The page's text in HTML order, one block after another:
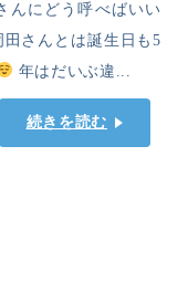
んにどう呼べばいい
田さんとは誕生日も5
年はだいぶ違...
続きを読む